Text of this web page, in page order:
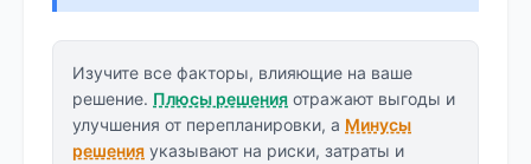
Изучите все факторы, влияющие на ваше
решение. Плюсы решения отражают выгоды и
улучшения от перепланировки, а Минусы
решения указывают на риски, затраты и